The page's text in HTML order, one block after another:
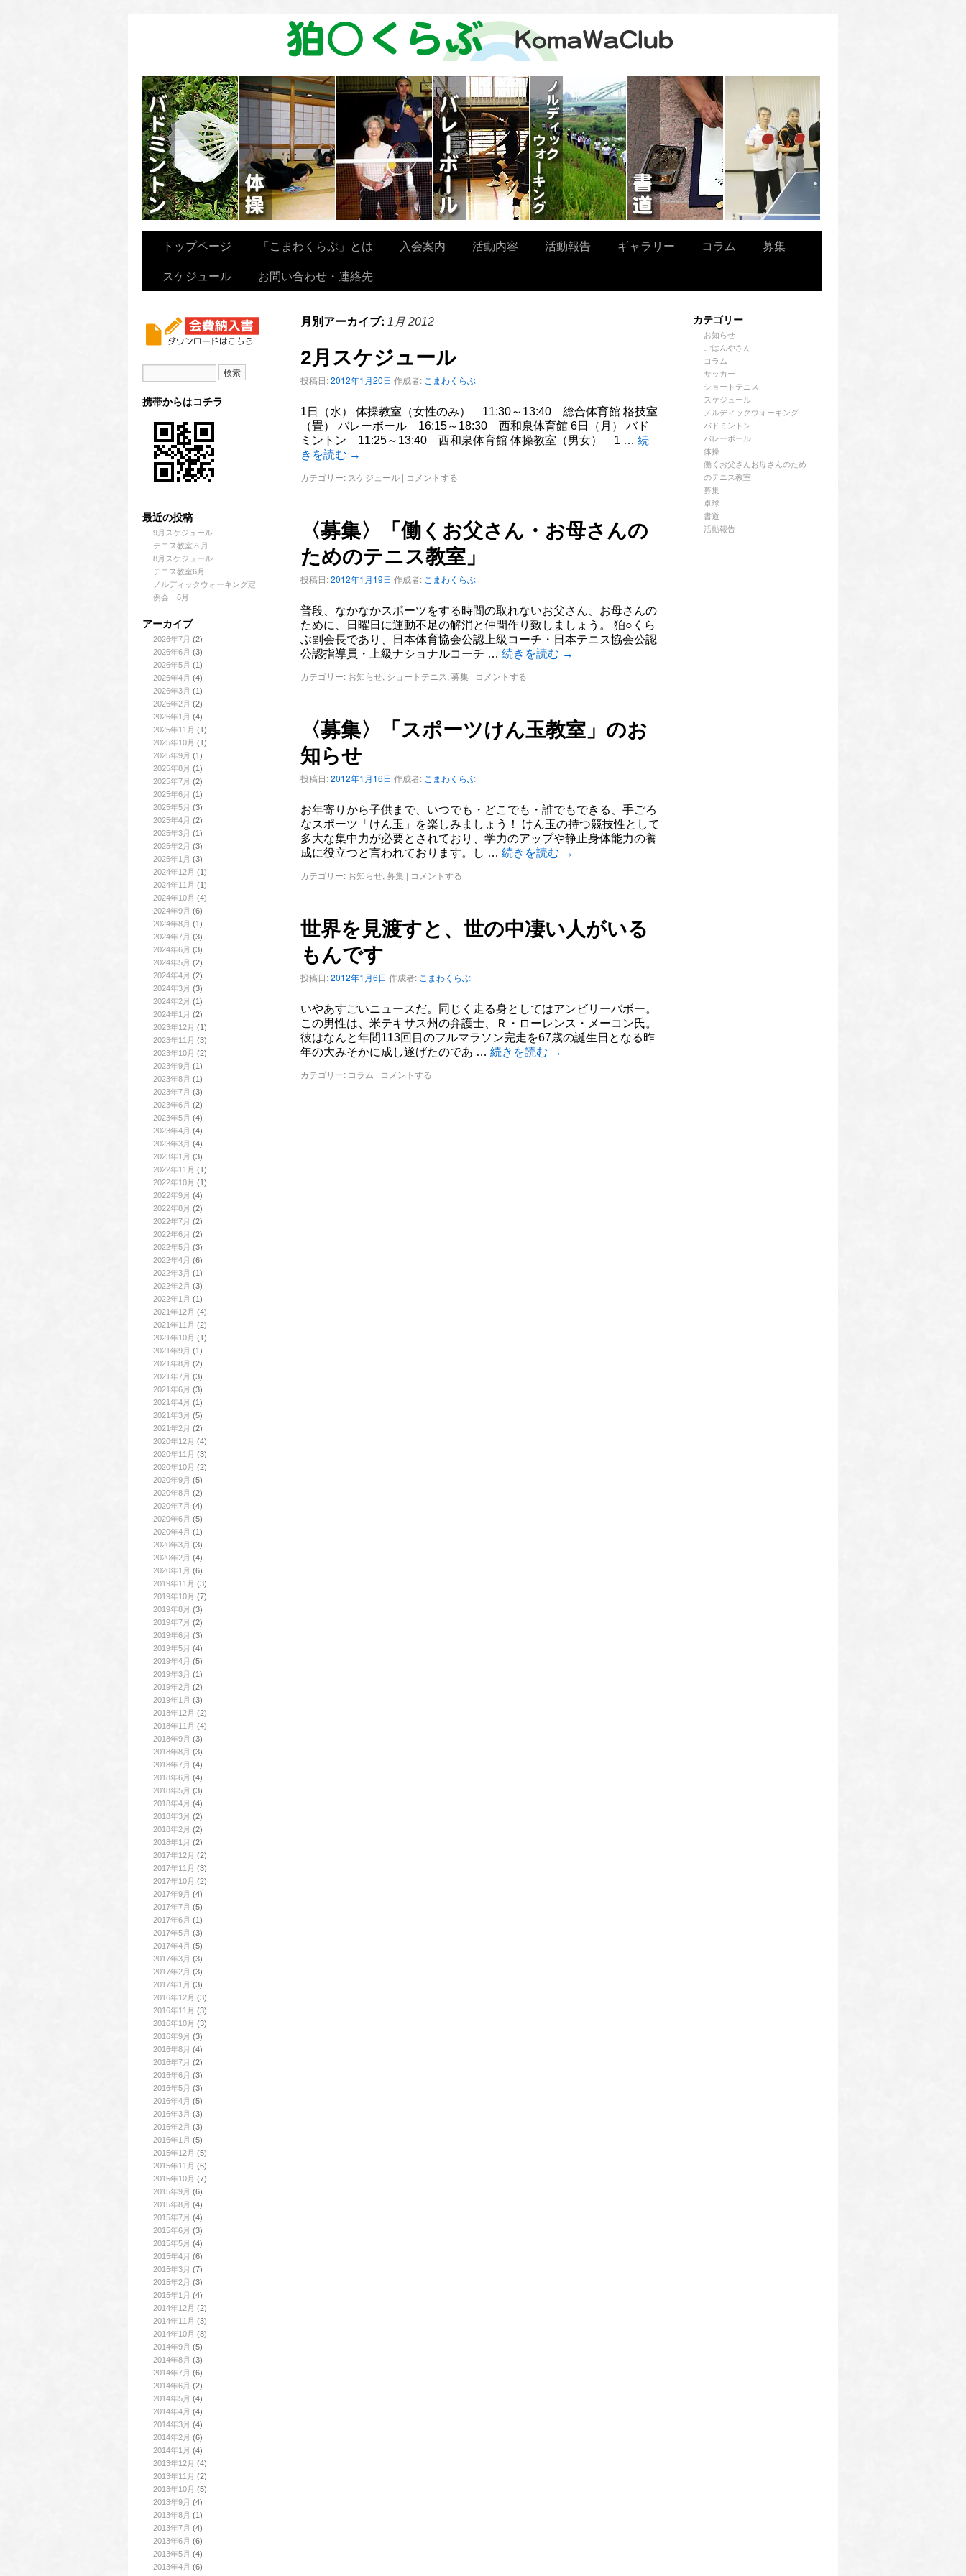
トップページ 「こまわくらぶ」とは 入会案内 活動内容 活動報告 ギャラリー コラム
募集
スケジュール
お問い合わせ・連絡先
携帯からはコチラ
最近の投稿
9月スケジュール
テニス教室８月
8月スケジュール
テニス教室6月
ノルディックウォーキング定
例会 6月
アーカイブ
2026年7月 (2)
2026年6月 (3)
2026年5月 (1)
2026年4月 (4)
2026年3月 (1)
2026年2月 (2)
2026年1月 (4)
2025年11月 (1)
2025年10月 (1)
2025年9月 (1)
2025年8月 (1)
2025年7月 (2)
2025年6月 (1)
2025年5月 (3)
2025年4月 (2)
2025年3月 (1)
2025年2月 (3)
2025年1月 (3)
2024年12月 (1)
2024年11月 (1)
2024年10月 (4)
2024年9月 (6)
2024年8月 (1)
2024年7月 (3)
2024年6月 (3)
2024年5月 (2)
2024年4月 (2)
2024年3月 (3)
2024年2月 (1)
2024年1月 (2)
2023年12月 (1)
2023年11月 (3)
2023年10月 (2)
2023年9月 (1)
2023年8月 (1)
2023年7月 (3)
2023年6月 (2)
2023年5月 (4)
2023年4月 (4)
2023年3月 (4)
2023年1月 (3)
2022年11月 (1)
2022年10月 (1)
2022年9月 (4)
2022年8月 (2)
2022年7月 (2)
2022年6月 (2)
2022年5月 (3)
2022年4月 (6)
2022年3月 (1)
2022年2月 (3)
2022年1月 (1)
2021年12月 (4)
2021年11月 (2)
2021年10月 (1)
2021年9月 (1)
2021年8月 (2)
2021年7月 (3)
2021年6月 (3)
2021年4月 (1)
2021年3月 (5)
2021年2月 (2)
2020年12月 (4)
2020年11月 (3)
2020年10月 (2)
2020年9月 (5)
2020年8月 (2)
2020年7月 (4)
2020年6月 (5)
2020年4月 (1)
2020年3月 (3)
2020年2月 (4)
2020年1月 (6)
2019年11月 (3)
2019年10月 (7)
2019年8月 (3)
2019年7月 (2)
2019年6月 (3)
2019年5月 (4)
2019年4月 (5)
2019年3月 (1)
2019年2月 (2)
2019年1月 (3)
2018年12月 (2)
2018年11月 (4)
2018年9月 (3)
2018年8月 (3)
2018年7月 (4)
2018年6月 (4)
2018年5月 (3)
2018年4月 (4)
2018年3月 (2)
2018年2月 (2)
2018年1月 (2)
2017年12月 (2)
2017年11月 (3)
2017年10月 (2)
2017年9月 (4)
2017年7月 (5)
2017年6月 (1)
2017年5月 (3)
2017年4月 (5)
2017年3月 (3)
2017年2月 (3)
2017年1月 (3)
2016年12月 (3)
2016年11月 (3)
2016年10月 (3)
2016年9月 (3)
2016年8月 (4)
2016年7月 (2)
2016年6月 (3)
2016年5月 (3)
2016年4月 (5)
2016年3月 (3)
2016年2月 (3)
2016年1月 (5)
2015年12月 (5)
2015年11月 (6)
2015年10月 (7)
2015年9月 (6)
2015年8月 (4)
2015年7月 (4)
2015年6月 (3)
2015年5月 (4)
2015年4月 (6)
2015年3月 (7)
2015年2月 (3)
2015年1月 (4)
2014年12月 (2)
2014年11月 (3)
2014年10月 (8)
2014年9月 (5)
2014年8月 (3)
2014年7月 (6)
2014年6月 (2)
2014年5月 (4)
2014年4月 (4)
2014年3月 (4)
2014年2月 (6)
2014年1月 (4)
2013年12月 (4)
2013年11月 (2)
2013年10月 (5)
2013年9月 (4)
2013年8月 (1)
2013年7月 (4)
2013年6月 (6)
2013年5月 (4)
2013年4月 (6)
カテゴリー
お知らせ
ごはんやさん
コラム
サッカー
ショートテニス
スケジュール
ノルディックウォーキング
バドミントン
バレーボール
体操
働くお父さんお母さんのため
のテニス教室
募集
卓球
書道
活動報告
月別アーカイブ: 1月 2012
2月スケジュール
投稿日:2012年1月20日 作成者: こまわくらぶ
1日（水） 体操教室（女性のみ） 11:30～13:40 総合体育館 格技室
（畳） バレーボール 16:15～18:30 西和泉体育館 6日（月） バド
ミントン 11:25～13:40 西和泉体育館 体操教室（男女） 1 … 続
きを読む →
カテゴリー: スケジュール | コメントする
〈募集〉「働くお父さん・お母さんの
ためのテニス教室」
投稿日:2012年1月19日 作成者: こまわくらぶ
普段、なかなかスポーツをする時間の取れないお父さん、お母さんの
ために、日曜日に運動不足の解消と仲間作り致しましょう。 狛○くら
ぶ副会長であり、日本体育協会公認上級コーチ・日本テニス協会公認
公認指導員・上級ナショナルコーチ … 続きを読む →
カテゴリー: お知らせ, ショートテニス, 募集 | コメントする
〈募集〉「スポーツけん玉教室」のお
知らせ
投稿日:2012年1月16日 作成者: こまわくらぶ
お年寄りから子供まで、いつでも・どこでも・誰でもできる、手ごろ
なスポーツ「けん玉」を楽しみましょう！ けん玉の持つ競技性として
多大な集中力が必要とされており、学力のアップや静止身体能力の養
成に役立つと言われております。し … 続きを読む →
カテゴリー: お知らせ, 募集 | コメントする
世界を見渡すと、世の中凄い人がいる
もんです
投稿日:2012年1月6日 作成者: こまわくらぶ
いやあすごいニュースだ。同じく走る身としてはアンビリーバボー。
この男性は、米テキサス州の弁護士、Ｒ・ローレンス・メーコン氏。
彼はなんと年間113回目のフルマラソン完走を67歳の誕生日となる昨
年の大みそかに成し遂げたのであ … 続きを読む →
カテゴリー: コラム | コメントする